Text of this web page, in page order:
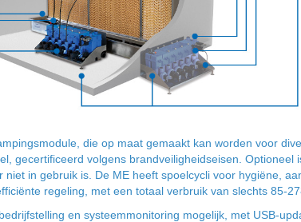
die op maat gemaakt kan worden voor
gecertificeerd volgens brandveiligheidseisen.
in gebruik is. De ME heeft spoelcycli voor hygiëne,
regeling, met een totaal verbruik van slechts 85-
en systeemmonitoring mogelijk, met USB-